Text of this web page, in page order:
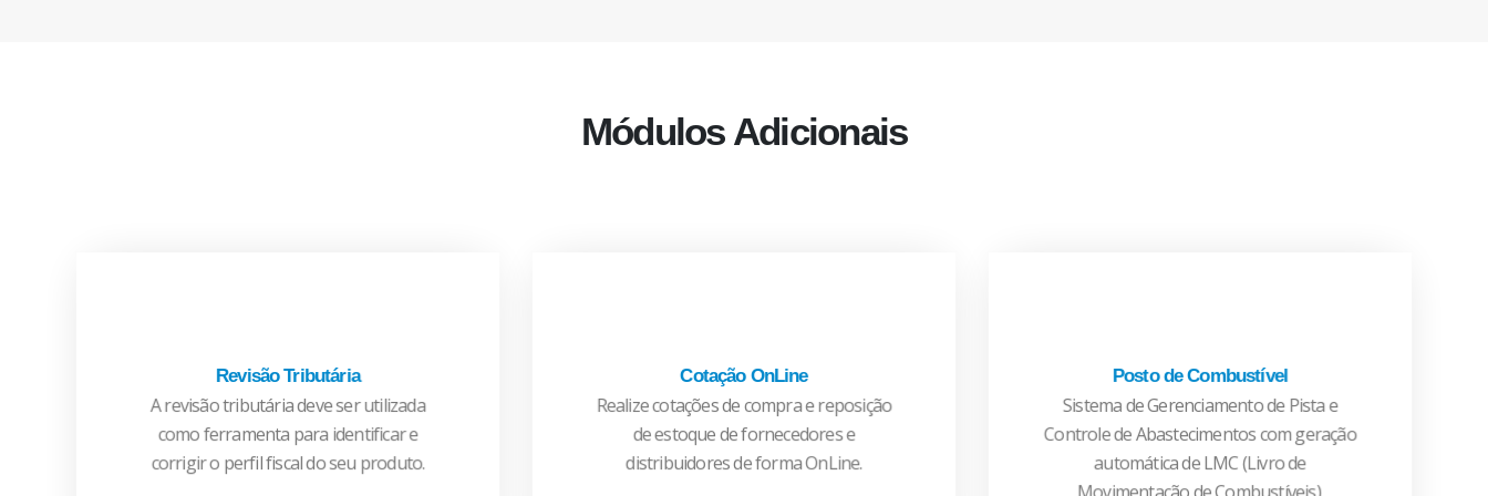
Módulos Adicionais
Revisão Tributária
A revisão tributária deve ser utilizada
como ferramenta para identificar e
corrigir o perfil fiscal do seu produto.
CONHEÇA MAIS
Cotação OnLine
Realize cotações de compra e reposição
de estoque de fornecedores e
distribuidores de forma OnLine.
CONHEÇA MAIS
Posto de Combustível
Sistema de Gerenciamento de Pista e
Controle de Abastecimentos com geração
automática de LMC (Livro de
CONHEÇA MAIS